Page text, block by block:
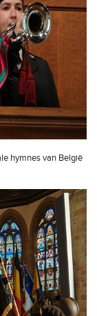
hymnes van België